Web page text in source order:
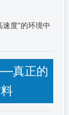
度”的环境中
真正的